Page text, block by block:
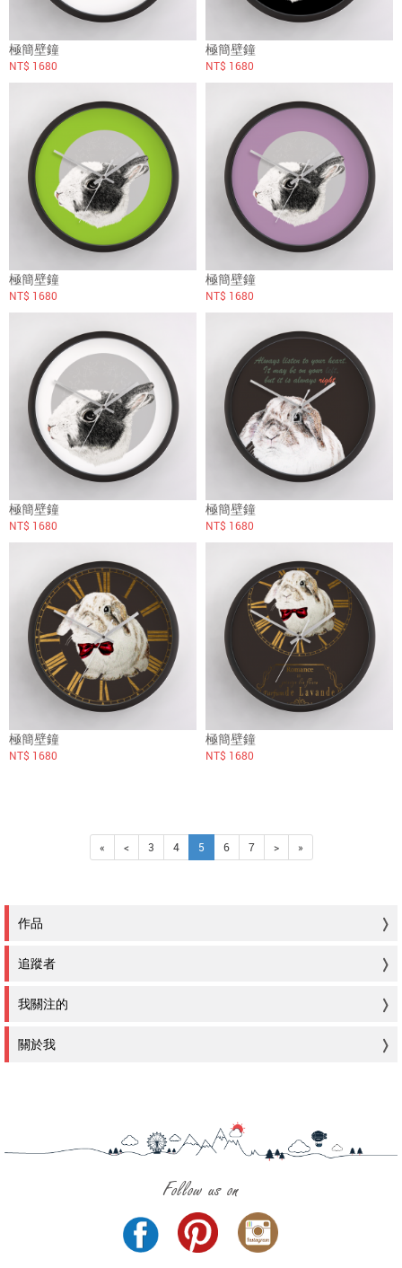
極簡壁鐘
NT$ 1680
極簡壁鐘
NT$ 1680
極簡壁鐘
NT$ 1680
極簡壁鐘
NT$ 1680
極簡壁鐘
NT$ 1680
極簡壁鐘
NT$ 1680
極簡壁鐘
NT$ 1680
極簡壁鐘
NT$ 1680
« < 3 4 5 6 7 > »
作品
追蹤者
我關注的
關於我
Follow us on